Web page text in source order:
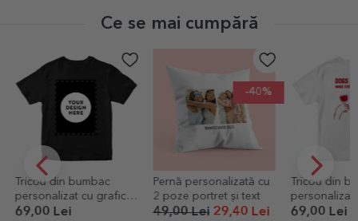
Ce se mai cumpără
-40%
Pernă personalizată cu
2 poze portret și text
49,00 Lei
Tricou din bumbac
personalizat cu text -
Wine
69,00 Lei
Pungă
4,99 Lei
acum 21